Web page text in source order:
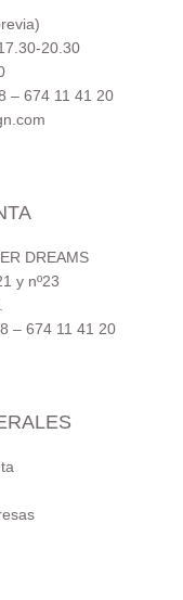
20.30
– 674 11 41 20
DREAMS
y nº23
– 674 11 41 20